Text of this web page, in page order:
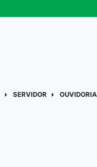
SERVIDOR OUVIDORIA